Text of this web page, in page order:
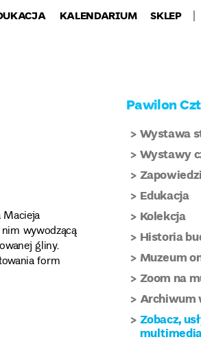
KALENDARIUM SKLEP
Macieja
wywodzącą
gliny.
form
Pawilon
Wystawa
Wystawy
Edukacja
Kolekcja
Historia
Muzeum
Zoom na
Archiwum
Zobacz,